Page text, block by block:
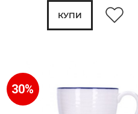
КУПИ
30%